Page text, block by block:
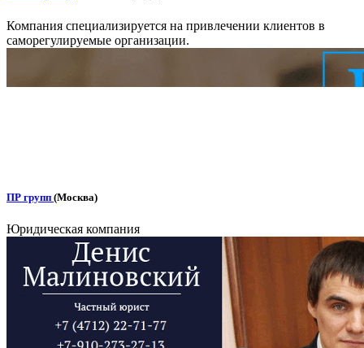
Компания специализируется на привлечении клиентов в
саморегулируемые организации.
ПР групп (Москва)
Юридическая компания